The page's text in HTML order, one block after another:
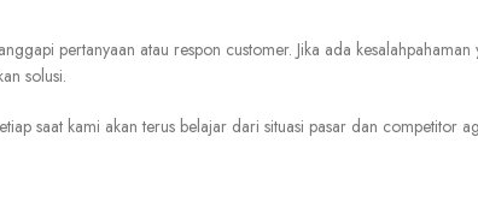
pertanyaan atau respon customer. Jika ada
solusi.
saat kami akan terus belajar dari situasi pasar dan competitor